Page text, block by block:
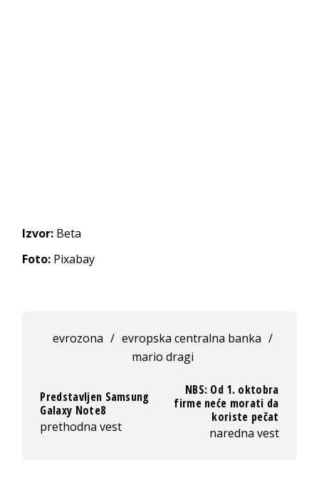
Izvor: Beta
Foto: Pixabay
evrozona / evropska centralna banka /
mario dragi
Predstavljen Samsung
Galaxy Note8
prethodna vest
NBS: Od 1. oktobra
firme neće morati da
koriste pečat
naredna vest